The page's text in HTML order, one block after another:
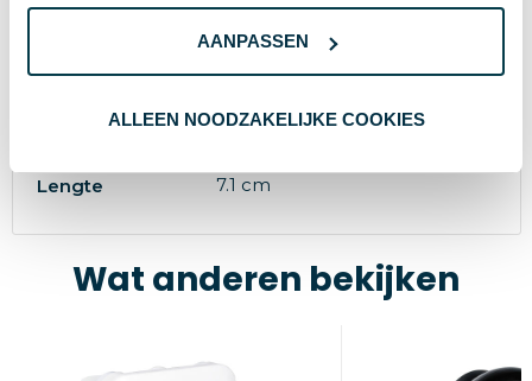
AANPASSEN
ALLEEN NOODZAKELIJKE COOKIES
7.1 x 2.5 x 5.5 cm
Lengte 7.1 cm
Wat anderen bekijken